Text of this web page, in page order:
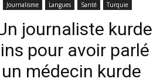
Journalisme Langues Santé Turquie
journaliste kurde
pour avoir parlé
médecin kurde